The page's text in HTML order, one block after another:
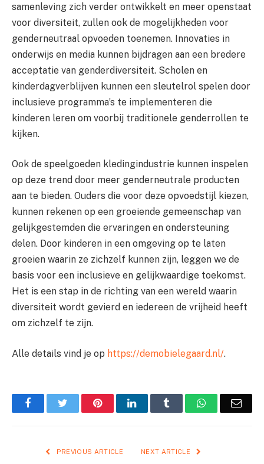
samenleving zich verder ontwikkelt en meer openstaat
voor diversiteit, zullen ook de mogelijkheden voor
genderneutraal opvoeden toenemen. Innovaties in
onderwijs en media kunnen bijdragen aan een bredere
acceptatie van genderdiversiteit. Scholen en
kinderdagverblijven kunnen een sleutelrol spelen door
inclusieve programma’s te implementeren die
kinderen leren om voorbij traditionele genderrollen te
kijken.
Ook de speelgoeden kledingindustrie kunnen inspelen
op deze trend door meer genderneutrale producten
aan te bieden. Ouders die voor deze opvoedstijl kiezen,
kunnen rekenen op een groeiende gemeenschap van
gelijkgestemden die ervaringen en ondersteuning
delen. Door kinderen in een omgeving op te laten
groeien waarin ze zichzelf kunnen zijn, leggen we de
basis voor een inclusieve en gelijkwaardige toekomst.
Het is een stap in de richting van een wereld waarin
diversiteit wordt gevierd en iedereen de vrijheid heeft
om zichzelf te zijn.
Alle details vind je op https://demobielegaard.nl/.
FacebookTwitter PinterestLinkedIn Tumblr WhatsApp
PREVIOUS ARTICLE NEXT ARTICLE